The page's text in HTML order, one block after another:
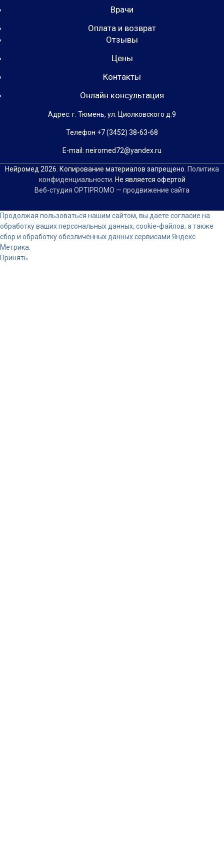
Врачи
Оплата и возврат
Отзывы
Цены
Контакты
Онлайн консультация
Адрес: г. Тюмень, ул. Циолковского д.9
Телефон +7 (3452) 38-63-68
Е-mail: neiromed72@yandex.ru
Нейромед 2026. Копирование материалов запрещено. Политика
конфиденциальности . Не является офертой
Веб-студия OPTIPROMO — продвижение сайта
Прокрутка
вверх
Продолжая пользоваться нашим сайтом, вы даете согласие на
обработку ваших персональных данных, cookie-файлов, а также
сбор и обработку обезличенных данных сервисами Яндекс
Метрика.
Принять